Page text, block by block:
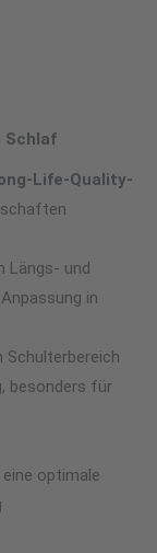
Schlaf
Life-Quality-
Längs- und
in
Schulterbereich
besonders für
optimale